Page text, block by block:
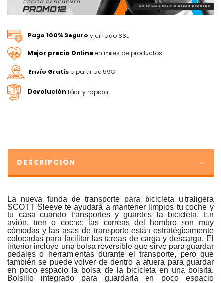
Pago 100% Seguro y cifrado SSL
Mejor precio Onlineen miles de productos
Envío Gratisa partir de 59€
Devolución fácil y rápida
DESCRIPCIÓN
La nueva funda de transporte para bicicleta ultraligera
SCOTT Sleeve te ayudará a mantener limpios tu coche y
tu casa cuando transportes y guardes la bicicleta. En
avión, tren o coche: las correas del hombro son muy
cómodas y las asas de transporte están estratégicamente
colocadas para facilitar las tareas de carga y descarga. El
interior incluye una bolsa reversible que sirve para guardar
pedales o herramientas durante el transporte, pero que
también se puede volver de dentro a afuera para guardar
en poco espacio la bolsa de la bicicleta en una bolsita.
Bolsillo integrado para guardarla en poco espacio